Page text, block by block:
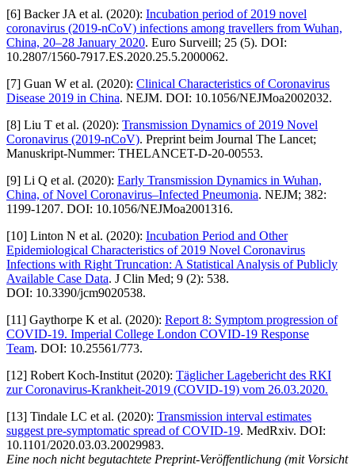
[6] Backer JA et al. (2020): Incubation period of 2019 novel
coronavirus (2019-nCoV) infections among travellers from Wuhan,
China, 20–28 January 2020. Euro Surveill; 25 (5). DOI:
10.2807/1560-7917.ES.2020.25.5.2000062.
[7] Guan W et al. (2020): Clinical Characteristics of Coronavirus
Disease 2019 in China. NEJM. DOI: 10.1056/NEJMoa2002032.
[8] Liu T et al. (2020): Transmission Dynamics of 2019 Novel
Coronavirus (2019-nCoV). Preprint beim Journal The Lancet;
Manuskript-Nummer: THELANCET-D-20-00553.
[9] Li Q et al. (2020): Early Transmission Dynamics in Wuhan,
China, of Novel Coronavirus–Infected Pneumonia. NEJM; 382:
1199-1207. DOI: 10.1056/NEJMoa2001316.
[10] Linton N et al. (2020): Incubation Period and Other
Epidemiological Characteristics of 2019 Novel Coronavirus
Infections with Right Truncation: A Statistical Analysis of Publicly
Available Case Data. J Clin Med; 9 (2): 538.
DOI: 10.3390/jcm9020538.
[11] Gaythorpe K et al. (2020): Report 8: Symptom progression of
COVID-19. Imperial College London COVID-19 Response
Team. DOI: 10.25561/773.
[12] Robert Koch-Institut (2020): Täglicher Lagebericht des RKI
zur Coronavirus-Krankheit-2019 (COVID-19) vom 26.03.2020.
[13] Tindale LC et al. (2020): Transmission interval estimates
suggest pre-symptomatic spread of COVID-19. MedRxiv. DOI:
10.1101/2020.03.03.20029983.
Eine noch nicht begutachtete Preprint-Veröffentlichung (mit Vorsicht